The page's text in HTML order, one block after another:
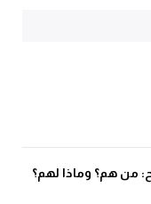
من هم؟ وماذا لهم؟